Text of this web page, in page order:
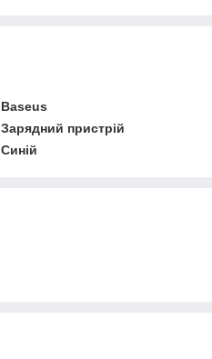
Baseus
Зарядний пристрій
Синій